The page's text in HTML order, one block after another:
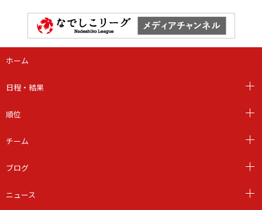
ホーム
日程・結果
順位
チーム
ブログ
ニュース